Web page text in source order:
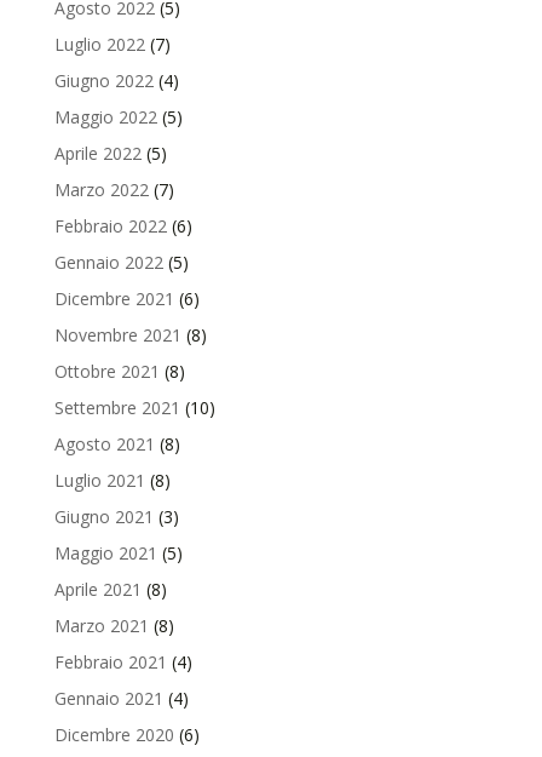
Agosto 2022(5)
Luglio 2022(7)
Giugno 2022(4)
Maggio 2022(5)
Aprile 2022(5)
Marzo 2022(7)
Febbraio 2022(6)
Gennaio 2022(5)
Dicembre 2021 (6)
Novembre 2021 (8)
Ottobre 2021 (8)
Settembre 2021 (10)
Agosto 2021 (8)
Luglio 2021 (8)
Giugno 2021 (3)
Maggio 2021 (5)
Aprile 2021 (8)
Marzo 2021 (8)
Febbraio 2021 (4)
Gennaio 2021 (4)
Dicembre 2020 (6)